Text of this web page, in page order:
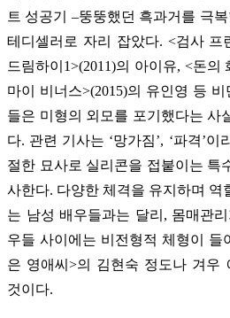
트 성공기 –뚱뚱했던 흑과거를 극
테디셀러로 자리 잡았다. <검사 프
드림하이1>(2011)의 아이유, <돈의
마이 비너스>(2015)의 유인영 등 비
들은 미형의 외모를 포기했다는 사
다. 관련 기사는 ‘망가짐’, ‘파격’
절한 묘사로 실리콘을 접붙이는 특
사한다. 다양한 체격을 유지하며 역
는 남성 배우들과는 달리, 몸매관
우들 사이에는 비전형적 체형이 들
은 영애씨>의 김현숙 정도나 겨우
것이다.